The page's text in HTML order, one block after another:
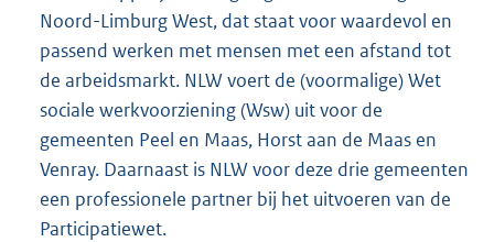
l
i
n
k
:
Noord-Limburg West, dat staat voor waardevol en
passend werken met mensen met een afstand tot
de arbeidsmarkt. NLW voert de (voormalige) Wet
sociale werkvoorziening (Wsw) uit voor de
gemeenten Peel en Maas, Horst aan de Maas en
Venray. Daarnaast is NLW voor deze drie gemeenten
een professionele partner bij het uitvoeren van de
Participatiewet.